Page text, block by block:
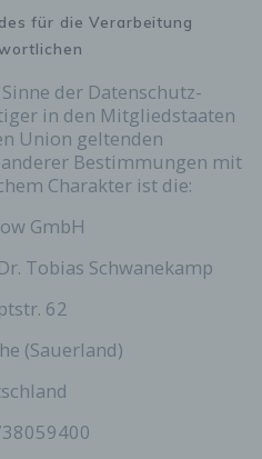
für die Verarbeitung
der Datenschutz-
in den Mitgliedstaaten
Union geltenden
Bestimmungen mit
Charakter ist die:
GmbH
Tobias Schwanekamp
62
(Sauerland)